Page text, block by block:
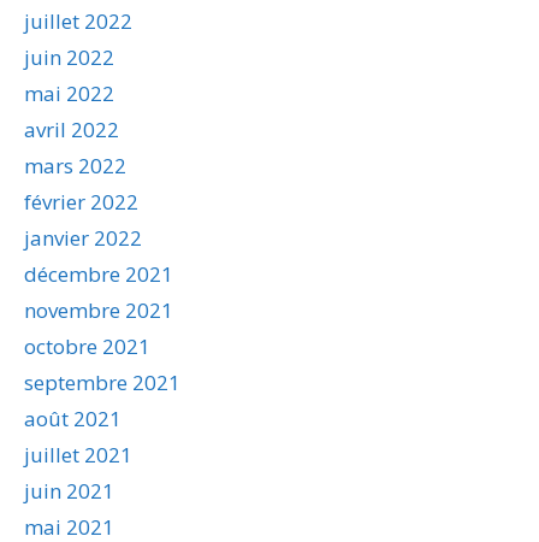
juillet 2022
juin 2022
mai 2022
avril 2022
mars 2022
février 2022
janvier 2022
décembre 2021
novembre 2021
octobre 2021
septembre 2021
août 2021
juillet 2021
juin 2021
mai 2021